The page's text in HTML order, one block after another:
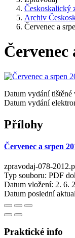
Českoskalický
Archiv
Červenec a
Červenec
Datum vydání tištěné
Datum vydání
Přílohy
Červenec a srpen
zpravodaj-078-
Typ souboru: PDF
Datum vložení: 2. 6.
Datum poslední
Praktické info